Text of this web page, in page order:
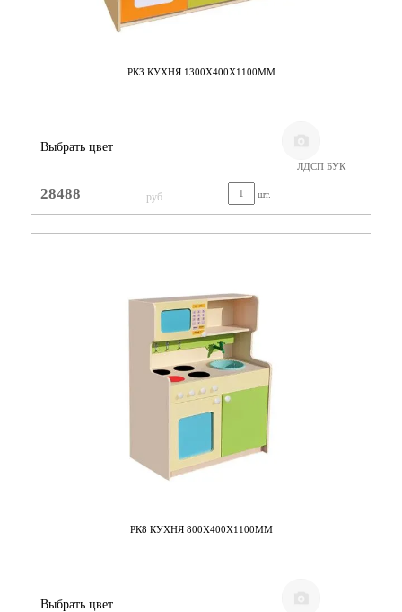
РК3 КУХНЯ 1300Х400Х1100ММ
Выбрать цвет
ЛДСП БУК
28488 руб шт.
РК8 КУХНЯ 800Х400Х1100ММ
Выбрать цвет